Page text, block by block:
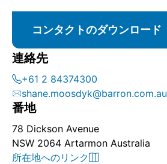
コンタクトのダウンロード
連絡先
+61 2 84374300
shane.moosdyk@barron.com.au
番地
78 Dickson Avenue
NSW 2064 Artarmon Australia
所在地へのリンク